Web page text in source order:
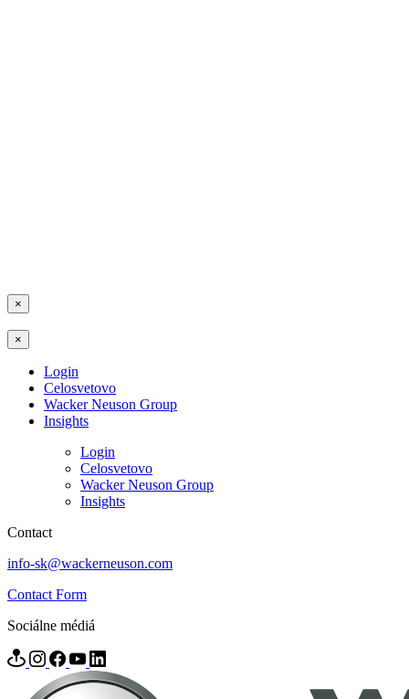
×
×
Login
Celosvetovo
Wacker Neuson Group
Insights
Login
Celosvetovo
Wacker Neuson Group
Insights
Contact
info-sk@wackerneuson.com
Contact Form
Sociálne médiá